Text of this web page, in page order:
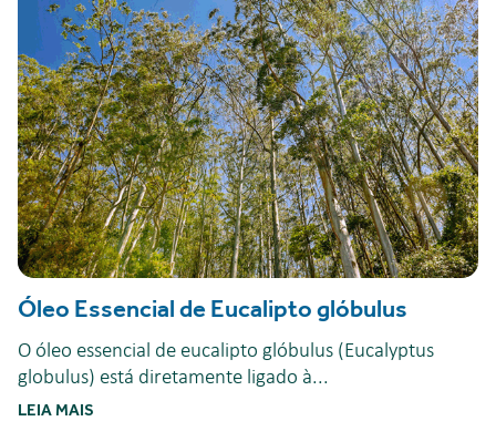
Óleo Essencial de Eucalipto glóbulus
O óleo essencial de eucalipto glóbulus (Eucalyptus
globulus) está diretamente ligado à...
LEIA MAIS